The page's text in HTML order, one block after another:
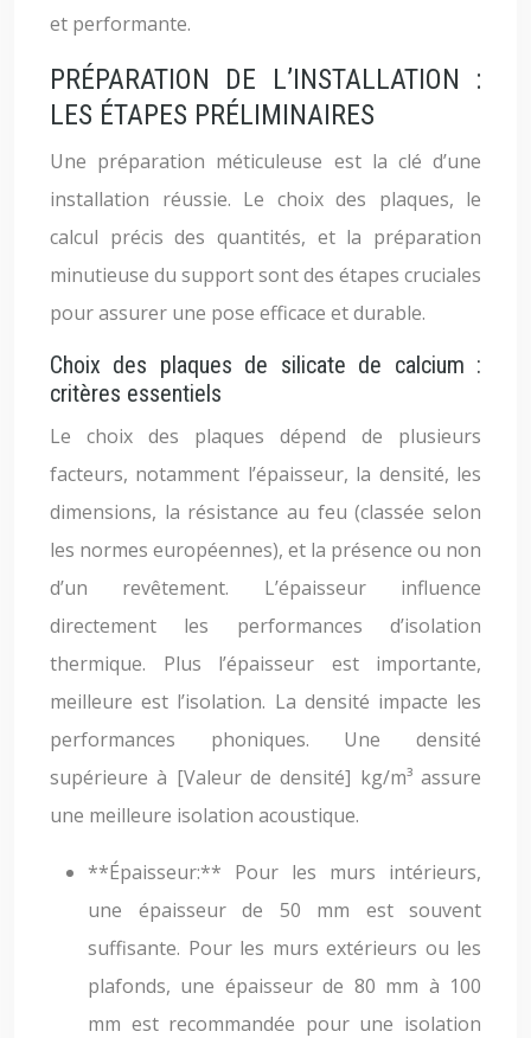
et performante.
PRÉPARATION DE L’INSTALLATION :
LES ÉTAPES PRÉLIMINAIRES
Une préparation méticuleuse est la clé d’une
installation réussie. Le choix des plaques, le
calcul précis des quantités, et la préparation
minutieuse du support sont des étapes cruciales
pour assurer une pose efficace et durable.
Choix des plaques de silicate de calcium :
critères essentiels
Le choix des plaques dépend de plusieurs
facteurs, notamment l’épaisseur, la densité, les
dimensions, la résistance au feu (classée selon
les normes européennes), et la présence ou non
d’un revêtement. L’épaisseur influence
directement les performances d’isolation
thermique. Plus l’épaisseur est importante,
meilleure est l’isolation. La densité impacte les
performances phoniques. Une densité
supérieure à [Valeur de densité] kg/m³ assure
une meilleure isolation acoustique.
**Épaisseur:** Pour les murs intérieurs,
une épaisseur de 50 mm est souvent
suffisante. Pour les murs extérieurs ou les
plafonds, une épaisseur de 80 mm à 100
mm est recommandée pour une isolation